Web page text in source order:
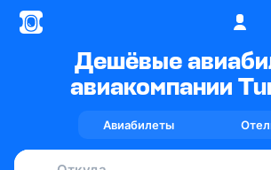
Дешёвые
авиакомпании
Авиабилеты